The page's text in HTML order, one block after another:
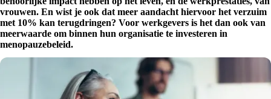
vrouwen. En wist je ook dat meer aandacht hiervoor het verzuim
met 10% kan terugdringen? Voor werkgevers is het dan ook van
meerwaarde om binnen hun organisatie te investeren in
menopauzebeleid.